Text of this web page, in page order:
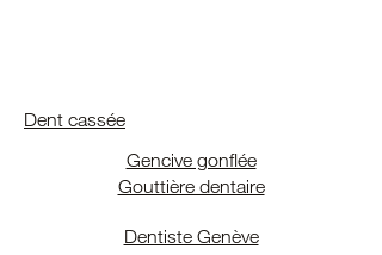
Dent cassée
Gencive gonflée
Gouttière dentaire
Dentiste Genève